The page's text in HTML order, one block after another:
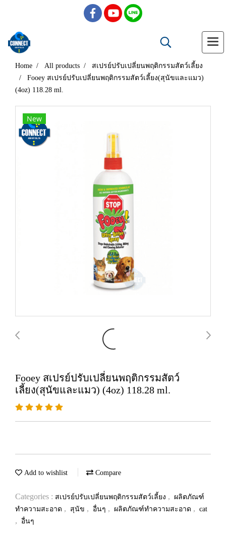
Home All products
สเปรย์ปรับเปลี่ยนพฤติกรรมสัตว์เลี้ยง
Fooey สเปรย์ปรับเปลี่ยนพฤติกรรมสัตว์เลี้ยง(สุนัขและแมว)
(4oz) 118.28 ml.
New
Fooey สเปรย์ปรับเปลี่ยนพฤติกรรมสัตว์
เลี้ยง(สุนัขและแมว) (4oz) 118.28 ml.
Add to wishlist Compare
Categories : สเปรย์ปรับเปลี่ยนพฤติกรรมสัตว์เลี้ยง ,
ผลิตภัณฑ์
ทำความสะอาด , สุนัข , อื่นๆ , ผลิตภัณฑ์ทำความสะอาด , cat
, อื่นๆ